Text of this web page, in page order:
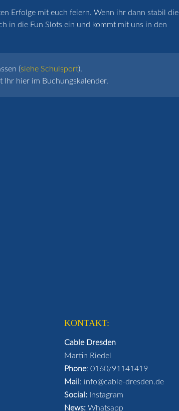
Erfolge mit euch feiern. Wenn ihr dann stabil die
in die Fun Slots ein und kommt mit uns in den
(siehe Schulsport).
Ihr hier im Buchungskalender.
KONTAKT:
Cable Dresden
Martin Riedel
Phone: 0160/91141419
Mail : info@cable-dresden.de
Social: Instagram
News: Whatsapp